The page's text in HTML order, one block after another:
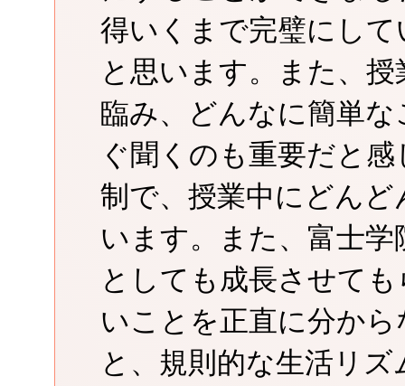
得いくまで完璧にし
と思います。また、
臨み、どんなに簡単
ぐ聞くのも重要だと
制で、授業中にどん
います。また、富士
としても成長させて
いことを正直に分か
と、規則的な生活リ